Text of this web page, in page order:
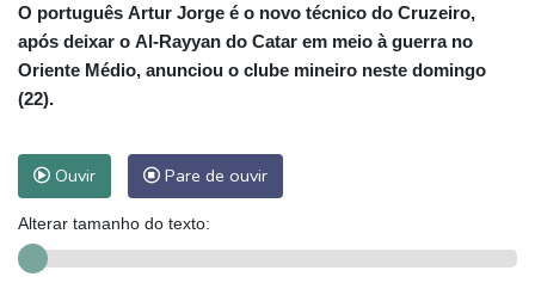
O português Artur Jorge é o novo técnico do Cruzeiro,
após deixar o Al-Rayyan do Catar em meio à guerra no
Oriente Médio, anunciou o clube mineiro neste domingo
(22).
Ouvir Pare de ouvir
Alterar tamanho do texto: